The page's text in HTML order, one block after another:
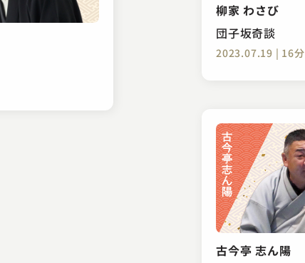
柳家 わさび
団子坂奇談
2023.07.19 | 16分
古今亭 志ん陽